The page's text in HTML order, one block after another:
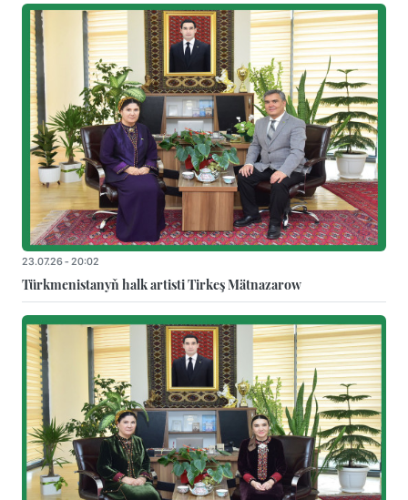
23.07.26 - 20:02
Türkmenistanyň halk artisti Tirkeş Mätnazarow